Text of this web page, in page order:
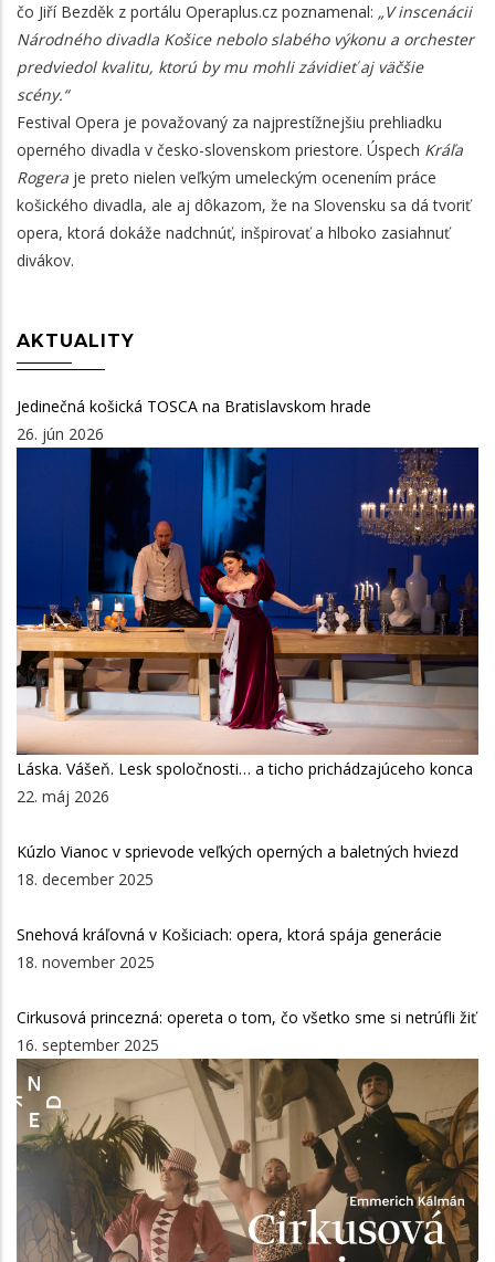
čo Jiří Bezděk z portálu Operaplus.cz poznamenal: „V inscenácii
Národného divadla Košice nebolo slabého výkonu a orchester
predviedol kvalitu, ktorú by mu mohli závidieť aj väčšie
scény.“
Festival Opera je považovaný za najprestížnejšiu prehliadku
operného divadla v česko-slovenskom priestore. Úspech Kráľa
Rogera je preto nielen veľkým umeleckým ocenením práce
košického divadla, ale aj dôkazom, že na Slovensku sa dá tvoriť
opera, ktorá dokáže nadchnúť, inšpirovať a hlboko zasiahnuť
divákov.
AKTUALITY
Jedinečná košická TOSCA na Bratislavskom hrade
26. jún 2026
Láska. Vášeň. Lesk spoločnosti… a ticho prichádzajúceho konca
22. máj 2026
Kúzlo Vianoc v sprievode veľkých operných a baletných hviezd
18. december 2025
Snehová kráľovná v Košiciach: opera, ktorá spája generácie
18. november 2025
Cirkusová princezná: opereta o tom, čo všetko sme si netrúfli žiť
16. september 2025